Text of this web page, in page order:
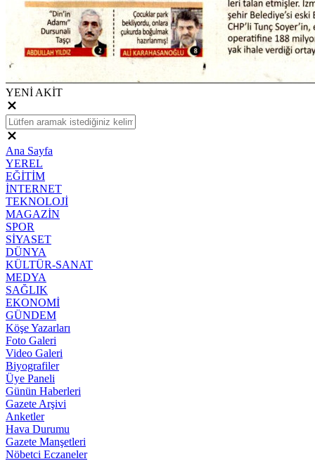
YENİ AKİT
Ana Sayfa
YEREL
EĞİTİM
İNTERNET
TEKNOLOJİ
MAGAZİN
SPOR
SİYASET
DÜNYA
KÜLTÜR-SANAT
MEDYA
SAĞLIK
EKONOMİ
GÜNDEM
Köşe Yazarları
Foto Galeri
Video Galeri
Biyografiler
Üye Paneli
Günün Haberleri
Gazete Arşivi
Anketler
Hava Durumu
Gazete Manşetleri
Nöbetci Eczaneler